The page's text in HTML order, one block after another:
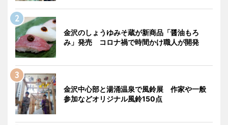
金沢のしょうゆみそ蔵が新商品「醤油もろ
み」発売 コロナ禍で時間かけ職人が開発
金沢中心部と湯涌温泉で風鈴展 作家や一般
参加などオリジナル風鈴150点